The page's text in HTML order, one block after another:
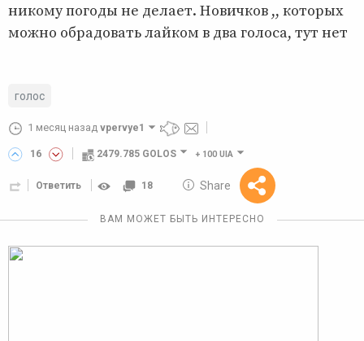
никому погоды не делает. Новичков ,, которых
можно обрадовать лайком в два голоса, тут нет
голос
1 месяц назад vpervye1
16 2479.785 GOLOS + 100 UIA
Ответить 18 Share
Reward
10 GOLOS
ВАМ МОЖЕТ БЫТЬ ИНТЕРЕСНО